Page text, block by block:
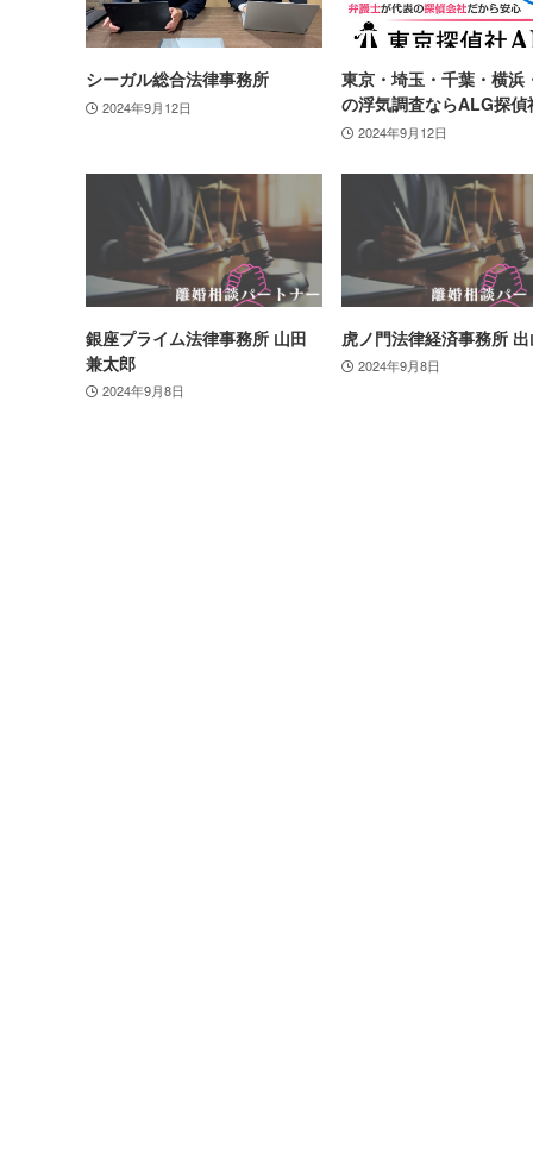
シーガル総合法律事務所
2024年9月12日
東京・埼玉・千葉・横浜
の浮気調査ならALG探偵
2024年9月12日
銀座プライム法律事務所 山田
兼太郎
2024年9月8日
虎ノ門法律経済事務所
2024年9月8日